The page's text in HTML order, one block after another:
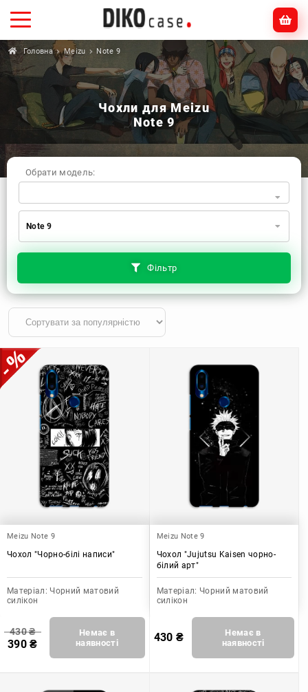
Головна Meizu Note 9
Чохли для Meizu
Note 9
Фільтр
Обрати модель:
Xiaomi
Apple
Huawei
Realme
TECNO
ZTE
OnePlus
Motorola
Note 9
Meizu Note 9
Чохол "Чорно-білі написи"
Матеріал: Чорний матовий
силікон
430₴
390₴
Немає в
наявності
Meizu Note 9
Чохол "Jujutsu Kaisen чорно-
білий арт"
Матеріал: Чорний матовий
силікон
430 ₴
Немає в
наявності